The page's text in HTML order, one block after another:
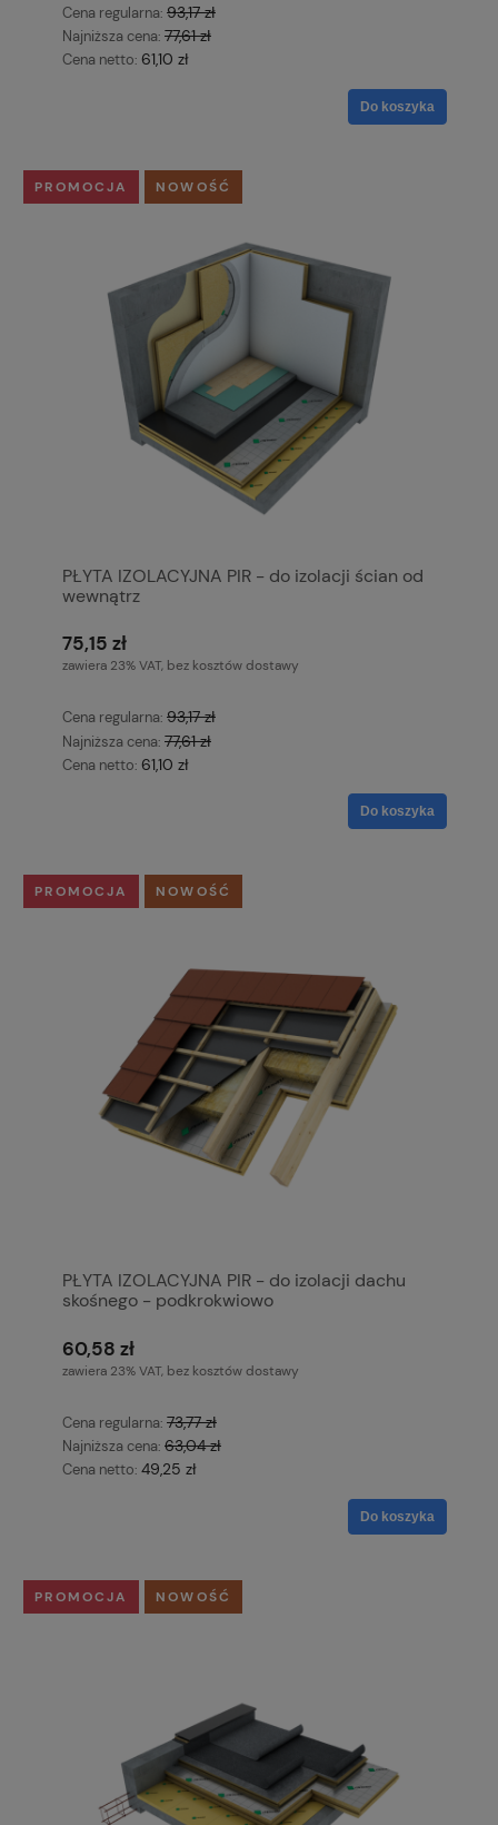
Cena regularna: 93,17 zł
Najniższa cena: 77,61 zł
Cena netto: 61,10 zł
Do koszyka
PŁYTA IZOLACYJNA PIR - do izolacji ścian od
wewnątrz
75,15 zł
zawiera 23% VAT, bez kosztów dostawy
Cena regularna: 93,17 zł
Najniższa cena: 77,61 zł
Cena netto: 61,10 zł
Do koszyka
PROMOCJA NOWOŚĆ
PŁYTA IZOLACYJNA PIR - do izolacji dachu
skośnego - podkrokwiowo
60,58 zł
zawiera 23% VAT, bez kosztów dostawy
Cena regularna: 73,77 zł
Najniższa cena: 63,04 zł
Cena netto: 49,25 zł
Do koszyka
PROMOCJA NOWOŚĆ
PROMOCJA NOWOŚĆ